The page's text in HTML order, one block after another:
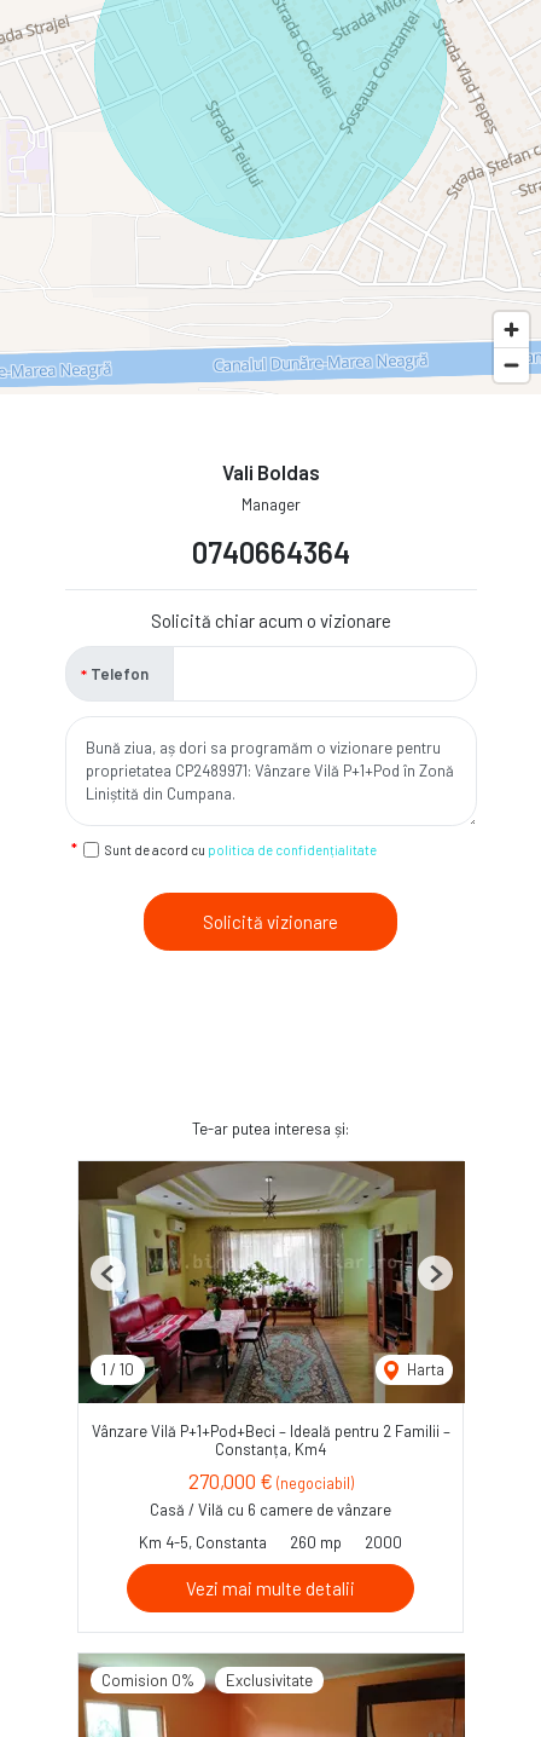
Vali Boldas
Manager
0740664364
Solicită chiar acum o vizionare
Telefon
Sunt de acord cu politica de confidențialitate
Solicită vizionare
Te-ar putea interesa și:
1 / 10 Harta
Previous Next
Vânzare Vilă P+1+Pod+Beci – Ideală pentru 2 Familii –
Constanța, Km4
270,000 € (negociabil)
Casă / Vilă cu 6 camere de vânzare
Km 4-5, Constanta
260 mp 2000
Vezi mai multe detalii
Comision 0% Exclusivitate